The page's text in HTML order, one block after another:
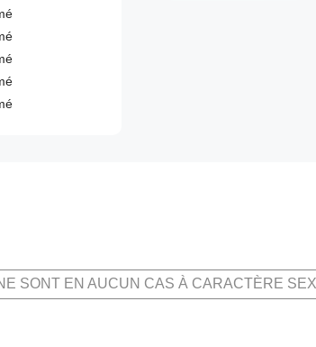
SONT EN AUCUN CAS À CARACTÈRE